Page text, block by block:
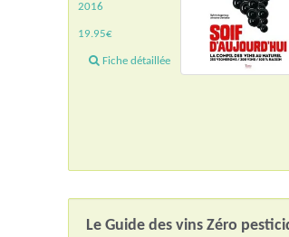
2016
19.95€
Fiche détaillée
Le Guide des vins Zéro